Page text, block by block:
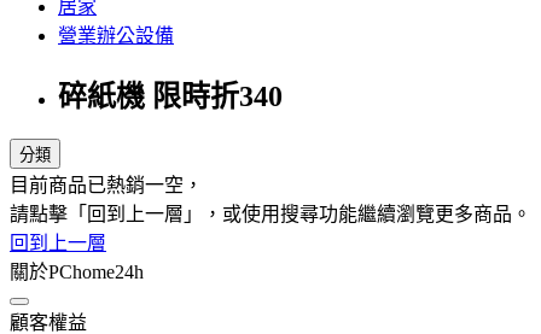
居家
營業辦公設備
碎紙機 限時折340
分類
目前商品已熱銷一空，
請點擊「回到上一層」，或使用搜尋功能繼續瀏覽更多商品。
回到上一層
關於PChome24h
顧客權益